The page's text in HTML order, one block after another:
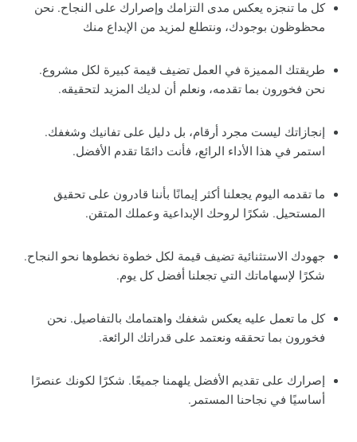
كل ما تنجزه يعكس مدى التزامك وإصرارك على النجاح. نحن
محظوظون بوجودك، ونتطلع لمزيد من الإبداع منك
طريقتك المميزة في العمل تضيف قيمة كبيرة لكل مشروع.
نحن فخورون بما تقدمه، ونعلم أن لديك المزيد لتحقيقه.
إنجازاتك ليست مجرد أرقام، بل دليل على تفانيك وشغفك.
استمر في هذا الأداء الرائع، فأنت دائمًا تقدم الأفضل.
ما تقدمه اليوم يجعلنا أكثر إيمانًا بأننا قادرون على تحقيق
المستحيل. شكرًا لروحك الإبداعية وعملك المتقن.
جهودك الاستثنائية تضيف قيمة لكل خطوة نخطوها نحو النجاح.
شكرًا لإسهاماتك التي تجعلنا أفضل كل يوم.
كل ما تعمل عليه يعكس شغفك واهتمامك بالتفاصيل. نحن
فخورون بما تحققه ونعتمد على قدراتك الرائعة.
إصرارك على تقديم الأفضل يلهمنا جميعًا. شكرًا لكونك عنصرًا
أساسيًا في نجاحنا المستمر.